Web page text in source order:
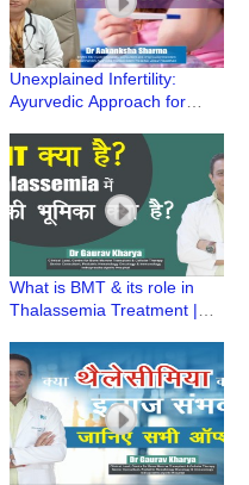
Unexplained Infertility:
Ayurvedic Approach for
Aakanksha Sharma
|Ayurved aur Aap
What is BMT & its role in
Thalassemia Treatment |
Kharya | Episode 6